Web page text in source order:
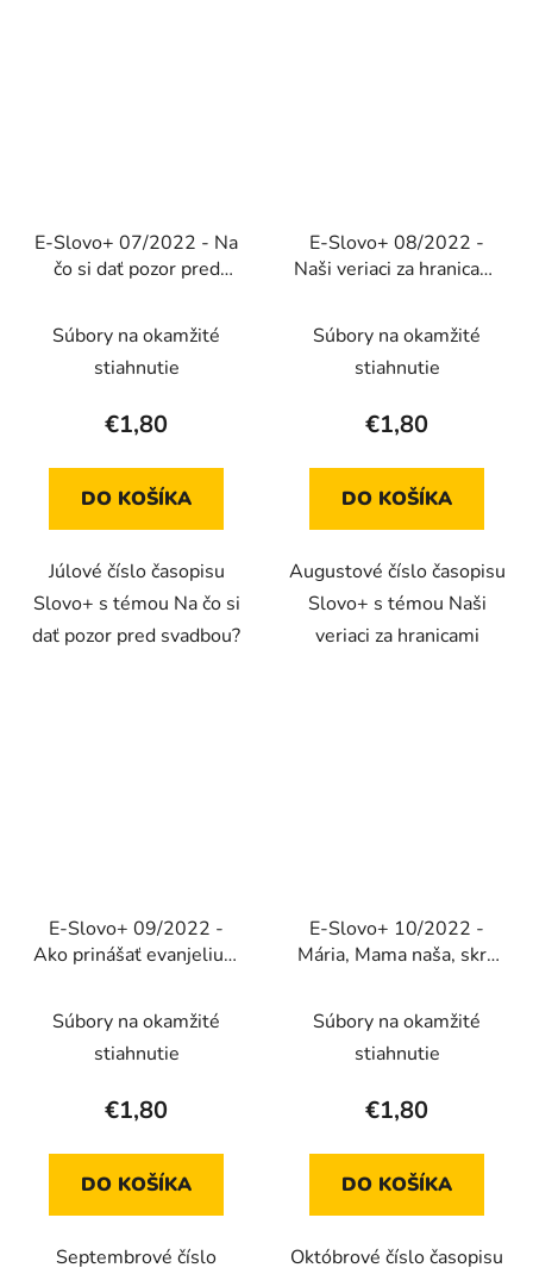
E-Slovo+ 07/2022 - Na
čo si dať pozor pred
vydanie)
Súbory na okamžité
stiahnutie
€1,80
DO KOŠÍKA
Júlové číslo časopisu
Slovo+ s témou Na čo si
dať pozor pred svadbou?
E-Slovo+ 08/2022 -
Naši veriaci za hranicami
Súbory na okamžité
stiahnutie
€1,80
DO KOŠÍKA
Augustové číslo časopisu
Slovo+ s témou Naši
veriaci za hranicami
E-Slovo+ 09/2022 -
Ako prinášať evanjelium
Súbory na okamžité
stiahnutie
€1,80
DO KOŠÍKA
Septembrové číslo
E-Slovo+ 10/2022 -
Mária, Mama naša, skry
(Elektronické vydanie)
Súbory na okamžité
stiahnutie
€1,80
DO KOŠÍKA
Októbrové číslo časopisu